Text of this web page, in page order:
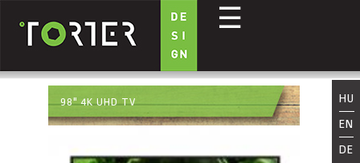
Direkt zum Inhalt
☰
HU
EN
DE
98" 4K UHD TV